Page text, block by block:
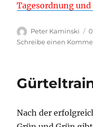
Tagesordnung
Autor
Peter Kaminski
Schreibe einen
Nach der